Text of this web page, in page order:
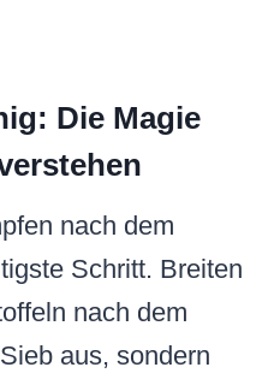
Die Magie
nach dem
Schritt. Breiten
nach dem
aus, sondern